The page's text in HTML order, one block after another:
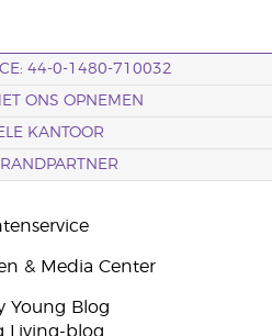
44-0-1480-710032
ONS OPNEMEN
KANTOOR
& Media Center
Young Blog
Living-blog